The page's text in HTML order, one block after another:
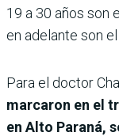
19 a 30 años son
en adelante son el
Para el doctor
marcaron en el
en Alto Paraná,